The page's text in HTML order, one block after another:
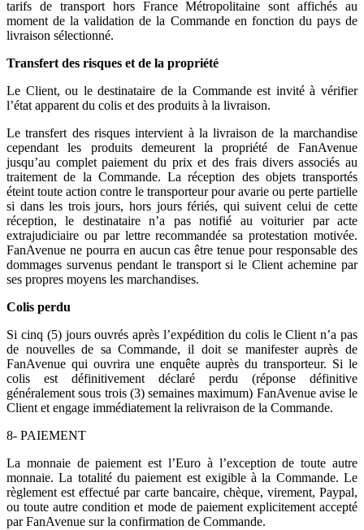
tarifs de transport hors France Métropolitaine sont affichés au
moment de la validation de la Commande en fonction du pays de
livraison sélectionné.
Transfert des risques et de la propriété
Le Client, ou le destinataire de la Commande est invité à vérifier
l’état apparent du colis et des produits à la livraison.
Le transfert des risques intervient à la livraison de la marchandise
cependant les produits demeurent la propriété de FanAvenue
jusqu’au complet paiement du prix et des frais divers associés au
traitement de la Commande. La réception des objets transportés
éteint toute action contre le transporteur pour avarie ou perte partielle
si dans les trois jours, hors jours fériés, qui suivent celui de cette
réception, le destinataire n’a pas notifié au voiturier par acte
extrajudiciaire ou par lettre recommandée sa protestation motivée.
FanAvenue ne pourra en aucun cas être tenue pour responsable des
dommages survenus pendant le transport si le Client achemine par
ses propres moyens les marchandises.
Colis perdu
Si cinq (5) jours ouvrés après l’expédition du colis le Client n’a pas
de nouvelles de sa Commande, il doit se manifester auprès de
FanAvenue qui ouvrira une enquête auprès du transporteur. Si le
colis est définitivement déclaré perdu (réponse définitive
généralement sous trois (3) semaines maximum) FanAvenue avise le
Client et engage immédiatement la relivraison de la Commande.
8- PAIEMENT
La monnaie de paiement est l’Euro à l’exception de toute autre
monnaie. La totalité du paiement est exigible à la Commande. Le
règlement est effectué par carte bancaire, chèque, virement, Paypal,
ou toute autre condition et mode de paiement explicitement accepté
par FanAvenue sur la confirmation de Commande.